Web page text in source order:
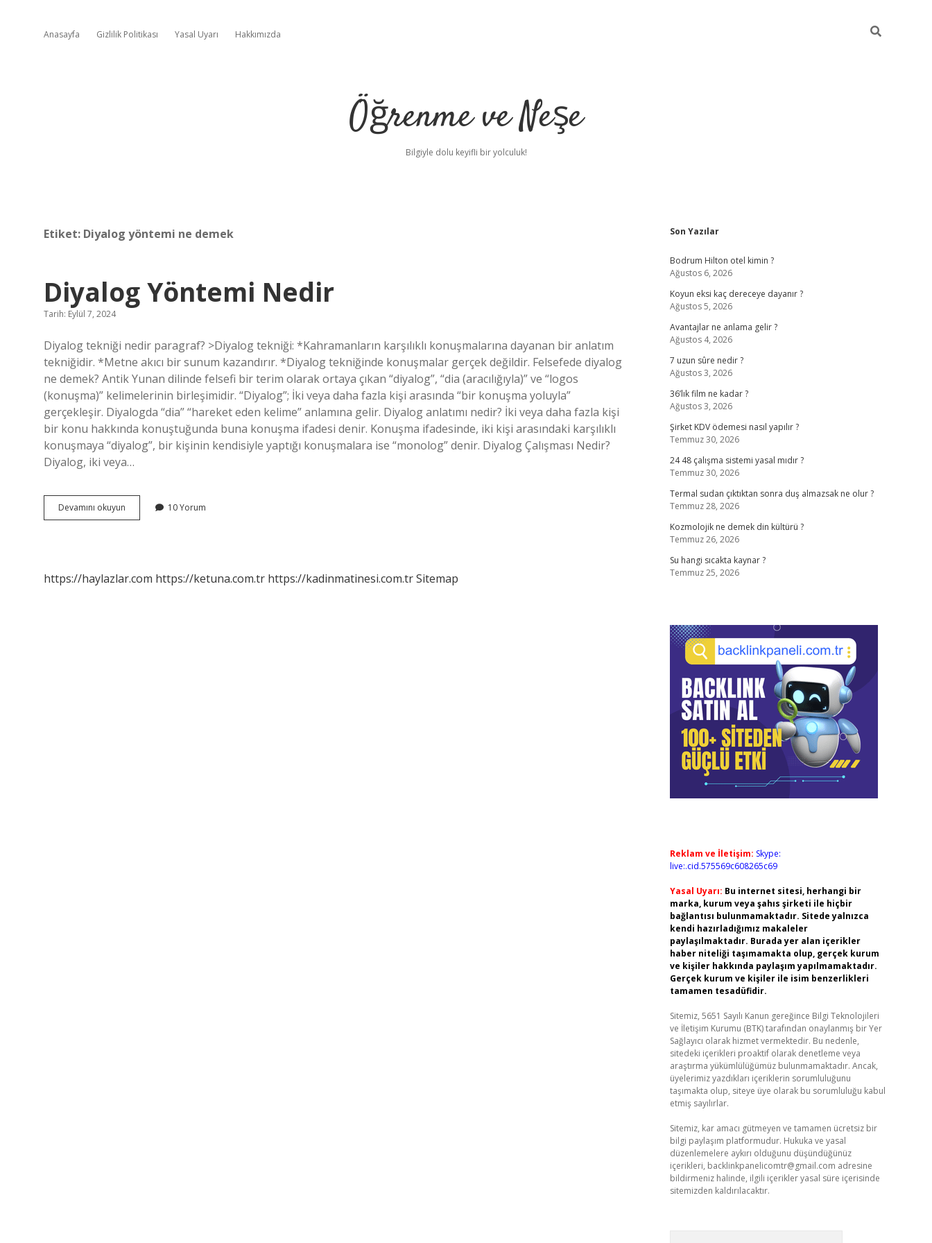
Anasayfa Gizlilik Politikası Yasal Uyarı Hakkımızda
Öğrenme ve Neşe
Bilgiyle dolu keyifli bir yolculuk!
Etiket: Diyalog yöntemi ne demek
Diyalog Yöntemi Nedir
Tarih: Eylül 7, 2024
Diyalog tekniği nedir paragraf? >Diyalog tekniği: *Kahramanların karşılıklı konuşmalarına dayanan bir anlatım
tekniğidir. *Metne akıcı bir sunum kazandırır. *Diyalog tekniğinde konuşmalar gerçek değildir. Felsefede diyalog
ne demek? Antik Yunan dilinde felsefi bir terim olarak ortaya çıkan “diyalog”, “dia (aracılığıyla)” ve “logos
(konuşma)” kelimelerinin birleşimidir. “Diyalog”; İki veya daha fazla kişi arasında “bir konuşma yoluyla”
gerçekleşir. Diyalogda “dia” “hareket eden kelime” anlamına gelir. Diyalog anlatımı nedir? İki veya daha fazla kişi
bir konu hakkında konuştuğunda buna konuşma ifadesi denir. Konuşma ifadesinde, iki kişi arasındaki karşılıklı
konuşmaya “diyalog”, bir kişinin kendisiyle yaptığı konuşmalara ise “monolog” denir. Diyalog Çalışması Nedir?
Diyalog, iki veya…
Devamını okuyun
Yöntemi
10 Yorum
https://haylazlar.com https://ketuna.com.tr https://kadinmatinesi.com.trSitemap
Sidebar
Son Yazılar
Bodrum Hilton otel kimin ?
Ağustos 6, 2026
Koyun eksi kaç dereceye dayanır ?
Ağustos 5, 2026
Avantajlar ne anlama gelir ?
Ağustos 4, 2026
7 uzun sûre nedir ?
Ağustos 3, 2026
36’lık film ne kadar ?
Ağustos 3, 2026
Şirket KDV ödemesi nasıl yapılır ?
Temmuz 30, 2026
24 48 çalışma sistemi yasal mıdır ?
Temmuz 30, 2026
Termal sudan çıktıktan sonra duş almazsak ne olur ?
Temmuz 28, 2026
Kozmolojik ne demek din kültürü ?
Temmuz 26, 2026
Su hangi sıcakta kaynar ?
Temmuz 25, 2026
Reklam ve İletişim: Skype:
live:.cid.575569c608265c69
Yasal Uyarı: Bu internet sitesi, herhangi bir
marka, kurum veya şahıs şirketi ile hiçbir
bağlantısı bulunmamaktadır. Sitede yalnızca
kendi hazırladığımız makaleler
paylaşılmaktadır. Burada yer alan içerikler
haber niteliği taşımamakta olup, gerçek kurum
ve kişiler hakkında paylaşım yapılmamaktadır.
Gerçek kurum ve kişiler ile isim benzerlikleri
tamamen tesadüfidir.
Sitemiz, 5651 Sayılı Kanun gereğince Bilgi Teknolojileri
ve İletişim Kurumu (BTK) tarafından onaylanmış bir Yer
Sağlayıcı olarak hizmet vermektedir. Bu nedenle,
sitedeki içerikleri proaktif olarak denetleme veya
araştırma yükümlülüğümüz bulunmamaktadır. Ancak,
üyelerimiz yazdıkları içeriklerin sorumluluğunu
taşımakta olup, siteye üye olarak bu sorumluluğu kabul
etmiş sayılırlar.
Sitemiz, kar amacı gütmeyen ve tamamen ücretsiz bir
bilgi paylaşım platformudur. Hukuka ve yasal
düzenlemelere aykırı olduğunu düşündüğünüz
içerikleri, backlinkpanelicomtr@gmail.com adresine
bildirmeniz halinde, ilgili içerikler yasal süre içerisinde
sitemizden kaldırılacaktır.
ilbetbetcipiabellacasino sitesi